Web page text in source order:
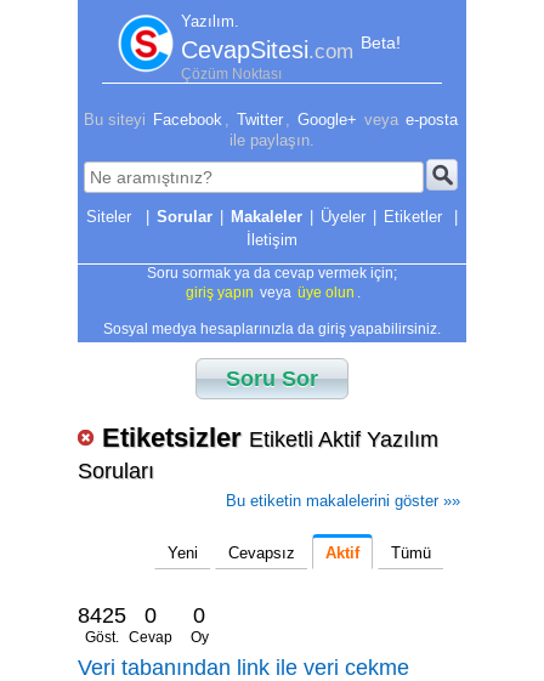
Yazılım.
CevapSitesi.com Beta!
Çözüm Noktası
Bu siteyi Facebook Twitter Google+ veya e-posta
ile paylaşın.
| Sorular | Makaleler | Üyeler | Etiketler
|
İletişim
Soru sormak ya da cevap vermek için;
giriş yapın veya üye olun
Sosyal medya hesaplarınızla da giriş yapabilirsiniz.
Soru Sor
Etiketsizler Etiketli Aktif Yazılım
Soruları
Bu etiketin makalelerini göster »»
Yeni Cevapsız Aktif Tümü
8425
Göst.
0
Cevap
0
Oy
Veri tabanından link ile veri cekme